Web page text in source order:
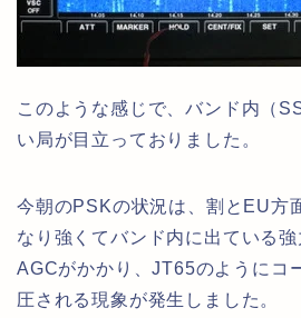
このような感じで、バンド内（
い局が目立っておりました。
今朝のPSKの状況は、割とEU方
なり強くてバンド内に出ている
AGCがかかり、JT65のようにコ
圧される現象が発生しました。